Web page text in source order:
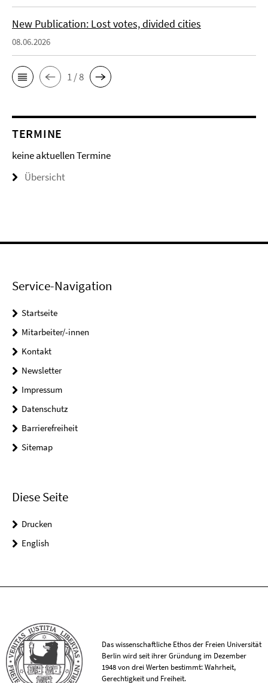
New Publication: Lost votes, divided cities
08.06.2026
1 / 8
TERMINE
keine aktuellen Termine
Übersicht
Service-Navigation
Startseite
Mitarbeiter/-innen
Kontakt
Newsletter
Impressum
Datenschutz
Barrierefreiheit
Sitemap
Diese Seite
Drucken
English
Das wissenschaftliche Ethos der Freien Universität
Berlin wird seit ihrer Gründung im Dezember
1948 von drei Werten bestimmt: Wahrheit,
Gerechtigkeit und Freiheit.